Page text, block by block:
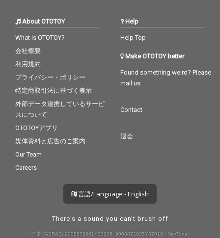
About OTOTOY
What is OTOTOY?
会社概要
利用規約
プライバシー・ポリシー
特定商取引法に基づく表示
外部データ連携しているサービ
スについて
OTOTOYアプリ
媒体資料と広告のご案内
Our Team
Careers
Help
Help Top
Make OTOTOY better
Found something weird? Please
mail us
Contact
退会
言語/Language - English
There's a sound you can't brush off
許諾 JASRAC: 9008872001Y30005, 9008872005Y37019 / NexTone: